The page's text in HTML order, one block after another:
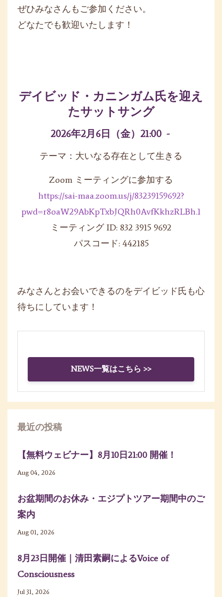
ぜひみなさんもご参加ください。
どなたでも歓迎いたします！
デイビッド・カニンガム氏を迎え
たサットサング
2026年2月6日（金）21:00 -
テーマ：大いなる存在として生きる
Zoom ミーティングに参加する
https://sai-maa.zoom.us/j/83239159692?
pwd=r8oaW29AbKpTxbJQRh0AvfKkhzRLBh.1
ミーティング ID: 832 3915 9692
パスコード: 442185
みなさんとお会いできるのをデイビッド氏も心
待ちにしています！
NEWS一覧はこちら >>
最近の投稿
【無料ウェビナー】8月10日21:00 開催！
Aug 04, 2026
お盆期間のお休み・エジプトツアー期間中のご
案内
Aug 01, 2026
8月23日開催｜清田素嗣によるVoice of
Consciousness
Jul 31, 2026